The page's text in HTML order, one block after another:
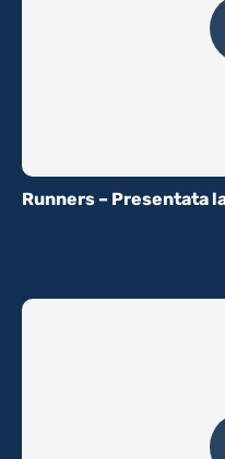
Runners – Presentata